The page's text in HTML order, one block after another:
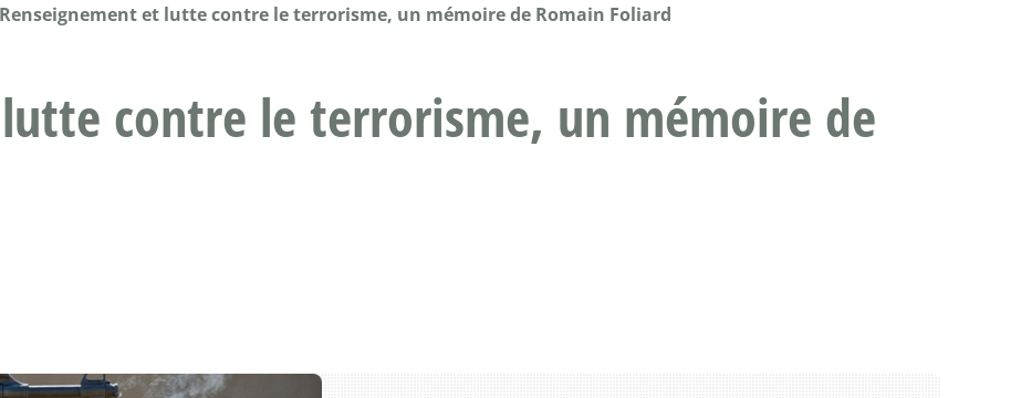
Renseignement et lutte contre le terrorisme, un mémoire de Romain Foliard
contre le terrorisme, un mémoire de